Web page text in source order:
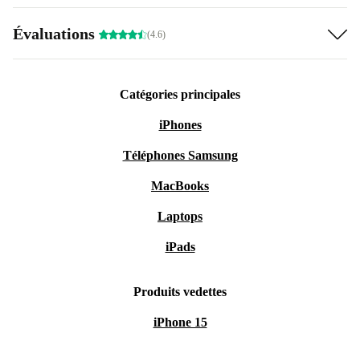
Évaluations (4.6)
Catégories principales
iPhones
Téléphones Samsung
MacBooks
Laptops
iPads
Produits vedettes
iPhone 15